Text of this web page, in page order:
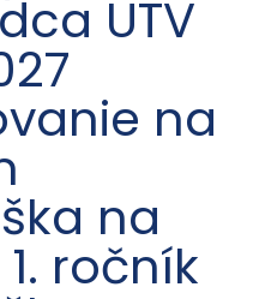
UTV
na
na
ročník